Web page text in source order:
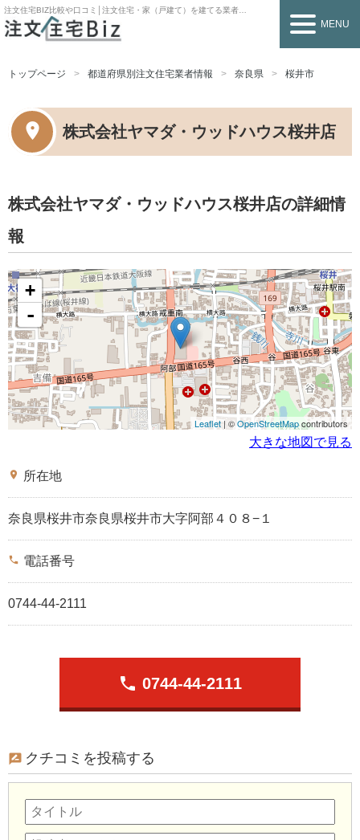
注文住宅BIZ比較や口コミ│注文住宅・家（戸建て）を建てる業者を探すなら
MENU
トップページ 都道府県別注文住宅業者情報 奈良県 桜井市
株式会社ヤマダ・ウッドハウス桜井店
株式会社ヤマダ・ウッドハウス桜井店の詳細情
報
+
-
Leaflet | ©OpenStreetMapcontributors
大きな地図で見る
place 所在地
奈良県桜井市奈良県桜井市大字阿部４０８−１
phone 電話番号
0744-44-2111
phone 0744-44-2111
クチコミを投稿する